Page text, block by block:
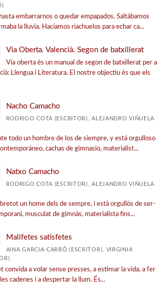
embarrarnos o quedar empapados. Saltábamos
la lluvia. Hacíamos riachuelos para echar ca...
Via Oberta. Valencià. Segon de batxillerat
Via oberta és un manual de segon de batxillerat per a
Llengua i Literatura. El nostre objectiu és que els
Nacho Camacho
RODRIGO COTA (ESCRITOR), ALEJANDRO VIÑUELA
todo un hombre de los de siempre, y está orgulloso
cachas de gimnasio, materialist...
Natxo Camacho
RODRIGO COTA (ESCRITOR), ALEJANDRO VIÑUELA
un home dels de sempre, i està orgullós de ser-
musculat de gimnàs, materialista fins...
Malifetes satisfetes
AINA GARCIA-CARBÓ (ESCRITOR), VIRGINIA
convida a volar sense presses, a estimar la vida, a fer
cadenes i a despertar la llum. És...